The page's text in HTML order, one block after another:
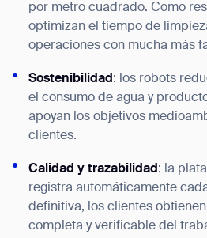
por metro cuadrado. Como
optimizan el tiempo de
operaciones con mucha más
Sostenibilidad : los robots
el consumo de agua y
apoyan los objetivos
clientes.
Calidad y trazabilidad : la
registra automáticamente
definitiva, los clientes
completa y verificable del